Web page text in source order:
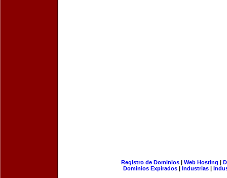
Registro de Dominios| Web Hosting |
Dominios Expirados | Industrias |